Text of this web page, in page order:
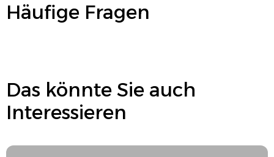
Häufige Fragen
Das könnte Sie auch
Interessieren